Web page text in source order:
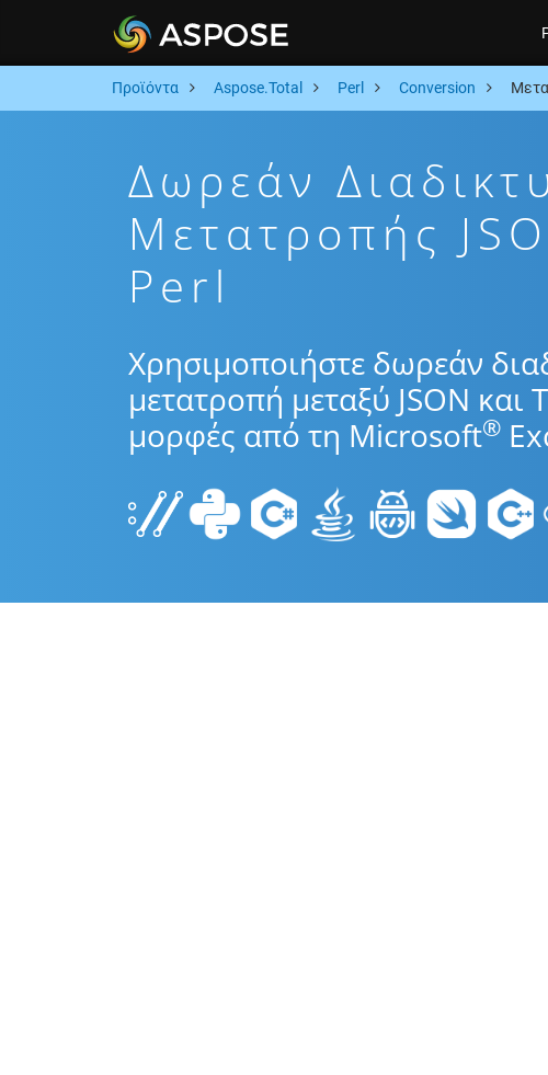
Προϊόντα Aspose.Total Perl Conversion
Δωρεάν
Μετατροπής
Perl
Χρησιμοποιήστε δωρεάν
μετατροπή μεταξύ JSON και
μορφές από τη Microsoft®